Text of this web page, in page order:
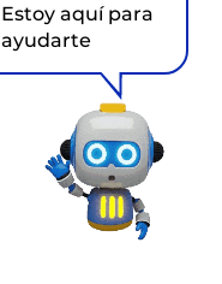
Estoy aquí para
ayudarte